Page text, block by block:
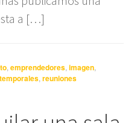
a […]
,emprendedores ,imagen
,reuniones